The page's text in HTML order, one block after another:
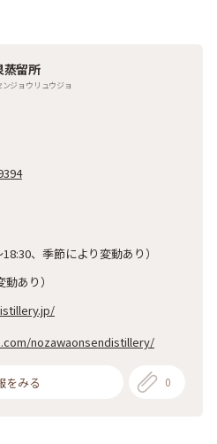
蒸留所
ジョウリュウジョ
、季節により変動あり）
あり）
nozawaonsendistillery/
をみる 0